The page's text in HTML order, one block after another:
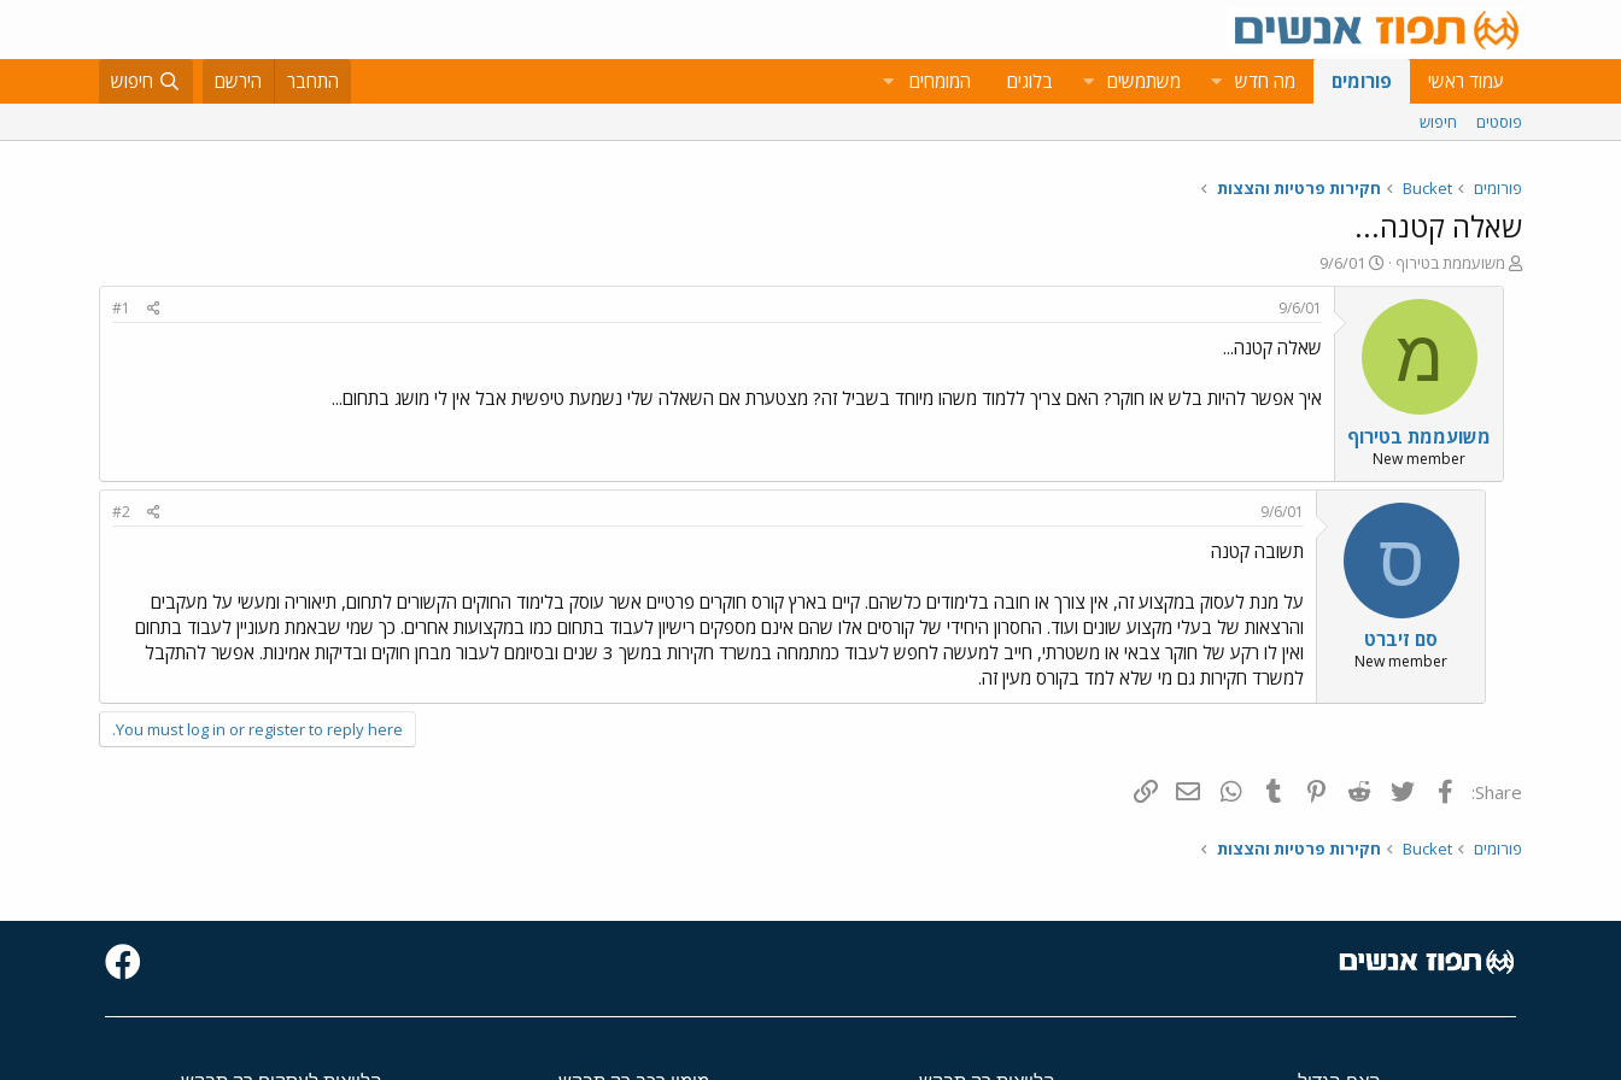
עמוד ראשי פורומים מה חדש משתמשים בלוגים המומחים התחבר הירשם חיפוש
פוסטים חיפוש
פורומים Bucket חקירות פרטיות והצצות
שאלה קטנה...
פ
ו
משועממת בטירוף
פ
ו
ם
ב
ר
ך
9/6/01
מ
משועממת בטירוף
New member
9/6/01
#1
שאלה קטנה...
איך אפשר להיות בלש או חוקר? האם צריך ללמוד משהו מיוחד בשביל זה? מצטערת אם השאלה שלי נשמעת טיפשית אבל אין לי מושג בתחום...
ס
סם זיברט
New member
9/6/01
#2
תשובה קטנה
על מנת לעסוק במקצוע זה, אין צורך או חובה בלימודים כלשהם. קיים בארץ קורס חוקרים פרטיים אשר עוסק בלימוד החוקים הקשורים לתחום, תיאוריה ומעשי על מעקבים
והרצאות של בעלי מקצוע שונים ועוד. החסרון היחידי של קורסים אלו שהם אינם מספקים רישיון לעבוד בתחום כמו במקצועות אחרים. כך שמי שבאמת מעוניין לעבוד בתחום
ואין לו רקע של חוקר צבאי או משטרתי, חייב למעשה לחפש לעבוד כמתמחה במשרד חקירות במשך 3 שנים ובסיומם לעבור מבחן חוקים ובדיקות אמינות. אפשר להתקבל
למשרד חקירות גם מי שלא למד בקורס מעין זה.
You must log in or register to reply here.
Share: פייסבוק Twitter
Reddit
Pinterest
Tumblr
WhatsAppדואר אלקטרוני
פורומים Bucket חקירות פרטיות והצצות